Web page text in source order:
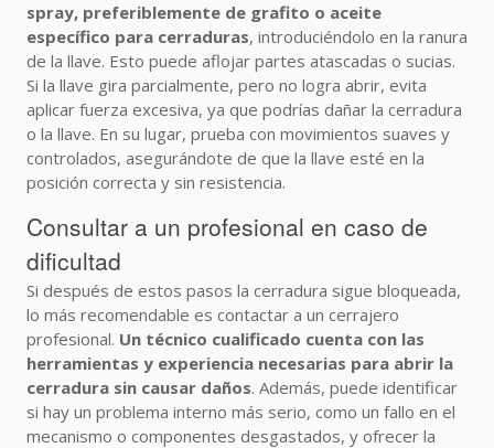
spray, preferiblemente de grafito o aceite
específico para cerraduras, introduciéndolo en la ranura
de la llave. Esto puede aflojar partes atascadas o sucias.
Si la llave gira parcialmente, pero no logra abrir, evita
aplicar fuerza excesiva, ya que podrías dañar la cerradura
o la llave. En su lugar, prueba con movimientos suaves y
controlados, asegurándote de que la llave esté en la
posición correcta y sin resistencia.
Consultar a un profesional en caso de
dificultad
Si después de estos pasos la cerradura sigue bloqueada,
lo más recomendable es contactar a un cerrajero
profesional. Un técnico cualificado cuenta con las
herramientas y experiencia necesarias para abrir la
cerradura sin causar daños. Además, puede identificar
si hay un problema interno más serio, como un fallo en el
mecanismo o componentes desgastados, y ofrecer la